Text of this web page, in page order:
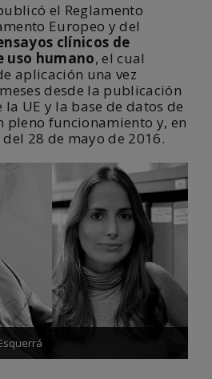
el Reglamento
Europeo y del
clínicos de
uso humano, el cual
aplicación una vez
desde la publicación
UE y la base de datos de
pleno funcionamiento y, en
28 de mayo de 2016.